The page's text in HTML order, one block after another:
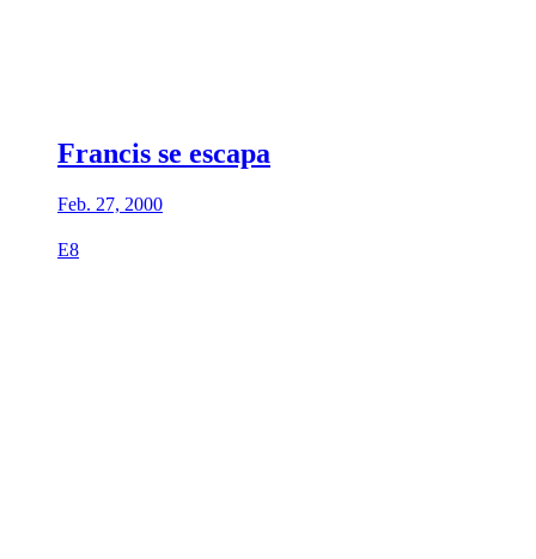
Francis se escapa
Feb. 27, 2000
E8